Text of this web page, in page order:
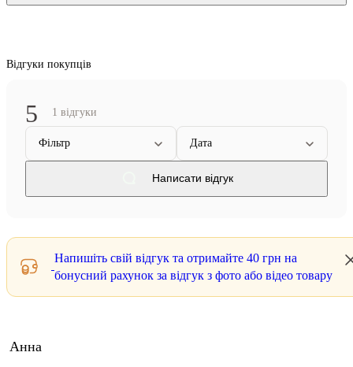
Відгуки покупців
5 1 відгуки
Фільтр Дата
Написати відгук
Напишіть свій відгук та отримайте 40 грн на
бонусний рахунок за відгук з фото або відео товару
Анна